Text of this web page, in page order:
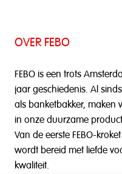
OVER FEBO
FEBO is een trots
jaar geschiedenis. Al
als banketbakker, maken
in onze duurzame
Van de eerste FEBO-
wordt bereid met liefde
kwaliteit.